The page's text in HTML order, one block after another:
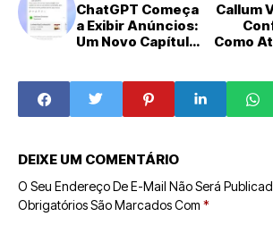
ChatGPT Começa
a Exibir Anúncios:
Um Novo Capítulo
Callum
Como
DEIXE UM COMENTÁRIO
O Seu Endereço De E-Mail Não Será
Obrigatórios São Marcados Com *